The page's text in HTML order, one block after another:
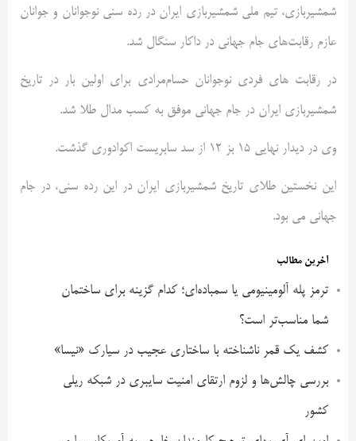
شمشیربازی، تیم ملی شمشیربازی ایران در رده سنی نوجوانان و جوانان
عازم رقابت‌های جام جهانی در داکار سنگال شد.
در رقابت های فردی نوجوانان حسام‌مرادی برای اولین بار در تاریخ
شمشیربازی ایران در جام جهانی موفق به کسب مدال طلا شد.
وی در دیدار نهایی ۱۵ بز ۱۲ از سد سابریست اکوادوری گذشت.
این نخستین طلای تاریخ شمشیربازی ایران در این رده سنی، در جام
جهانی می بود.
آخرین مطالب
ترمز پله آلومینیومی یا سمباده‌ای؛ کدام گزینه برای ساختمان
شما مناسب‌تر است؟
کشف یک قمر ناشناخته با ساختاری عجیب در سیارک «نیسا»
بررسی چالش‌ها و لزوم ارتقای امنیت سایبری در شبکه ریلی
کشور